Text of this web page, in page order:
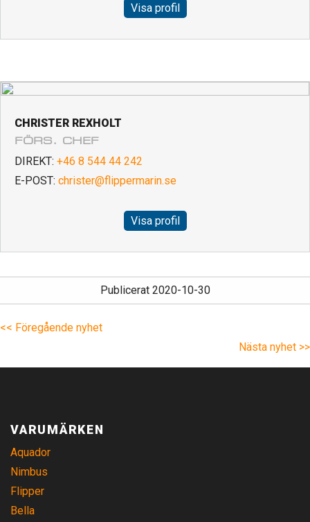
Visa profil
CHRISTER REXHOLT
FÖRS. CHEF
DIREKT: +46 8 544 44 242
E-POST: christer@flippermarin.se
Visa profil
Publicerat 2020-10-30
<< Föregående nyhet
Nästa nyhet >>
VARUMÄRKEN
Aquador
Nimbus
Flipper
Bella